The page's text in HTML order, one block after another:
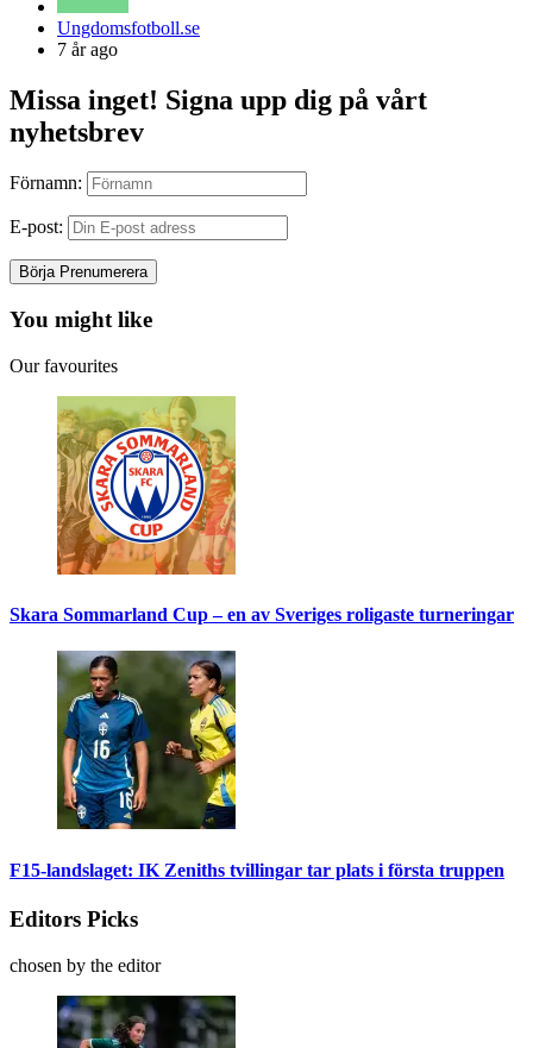
Posted
by
Ungdomsfotboll.se
7 år ago
Missa inget! Signa upp dig på vårt
nyhetsbrev
Förnamn:
E-post:
You might like
Our favourites
Skara Sommarland Cup – en av Sveriges roligaste turneringar
F15-landslaget: IK Zeniths tvillingar tar plats i första truppen
Editors Picks
chosen by the editor